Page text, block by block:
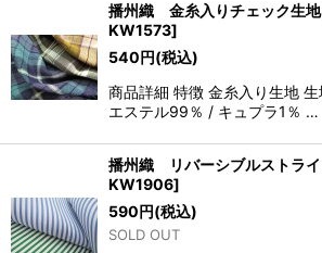
播州織 金糸入りチェック生地
KW1573]
540円(税込)
商品詳細 特徴 金糸入り生地
エステル99％ / キュプラ1％ …
播州織 リバーシブルストラ
KW1906]
590円(税込)
SOLD OUT